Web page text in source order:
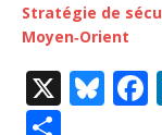
Stratégie de
Moyen‑Orient
X Bl